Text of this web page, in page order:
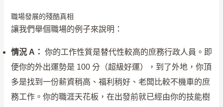
職場發展的殘酷真相
讓我們舉個職場的例子來說明：
情況 A： 你的工作性質是替代性較高的庶務行政人員。即
便你的外出運勢是 100 分（超級好運），到了外地，你頂
多是找到一份薪資稍高、福利稍好、老闆比較不機車的庶
務工作。你的職涯天花板，在出發前就已經由你的技能樹